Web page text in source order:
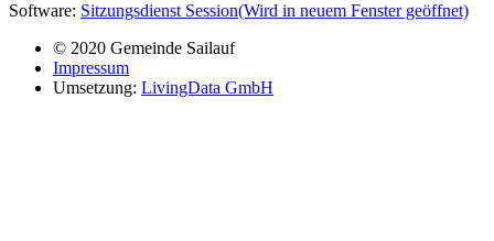
Software: Sitzungsdienst Session(Wird in neuem Fenster geöffnet)
© 2020 Gemeinde Sailauf
Impressum
Umsetzung: LivingData GmbH